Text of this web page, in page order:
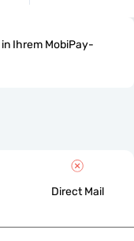
in Ihrem MobiPay-
Direct Mail